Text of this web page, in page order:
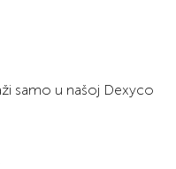
samo u našoj Dexyco